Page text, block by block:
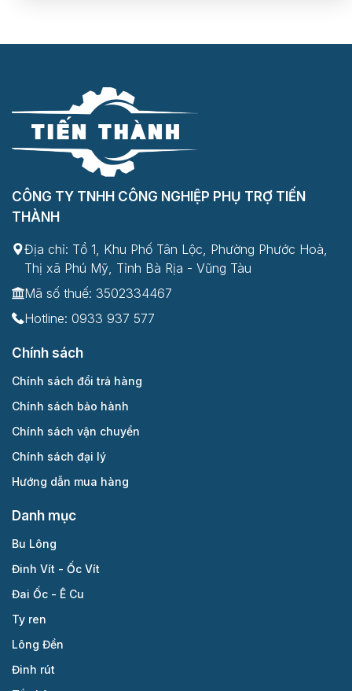
CÔNG TY TNHH CÔNG NGHIỆP PHỤ TRỢ TIẾN
THÀNH
Địa chỉ: Tổ 1, Khu Phố Tân Lộc, Phường Phước Hoà,
Thị xã Phú Mỹ, Tỉnh Bà Rịa - Vũng Tàu
Mã số thuế: 3502334467
Hotline: 0933 937 577
Chính sách
Chính sách đổi trả hàng
Chính sách bảo hành
Chính sách vận chuyển
Chính sách đại lý
Hướng dẫn mua hàng
Danh mục
Bu Lông
Đinh Vít - Ốc Vít
Đai Ốc - Ê Cu
Ty ren
Lông Đền
Đinh rút